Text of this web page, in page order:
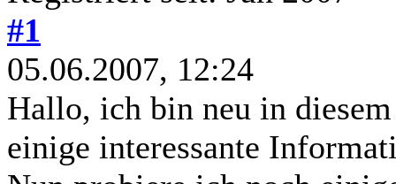
#1
05.06.2007, 12:24
Hallo, ich bin neu in
einige interessante